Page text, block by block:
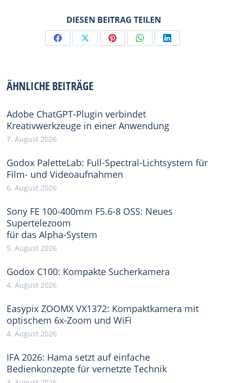
DIESEN BEITRAG TEILEN
Share Share Share Share Share
ÄHNLICHE BEITRÄGE
Adobe ChatGPT-Plugin verbindet
Kreativwerkzeuge in einer Anwendung
7. August 2026
Godox PaletteLab: Full-Spectral-Lichtsystem für
Film- und Videoaufnahmen
6. August 2026
Sony FE 100-400mm F5.6-8 OSS: Neues
Supertelezoom
für das Alpha-System
5. August 2026
Godox C100: Kompakte Sucherkamera
4. August 2026
Easypix ZOOMX VX1372: Kompaktkamera mit
optischem 6x-Zoom und WiFi
4. August 2026
IFA 2026: Hama setzt auf einfache
Bedienkonzepte für vernetzte Technik